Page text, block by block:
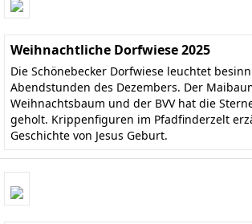
Weihnachtliche Dorfwiese 2025
Die Schönebecker Dorfwiese leuchtet
Abendstunden des Dezembers. Der
Weihnachtsbaum und der BVV hat die
geholt. Krippenfiguren im Pfadfinderzelt
Geschichte von Jesus Geburt.